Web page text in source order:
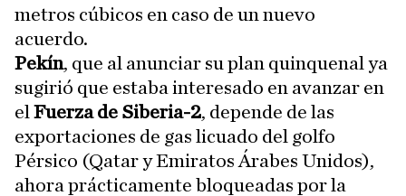
metros cúbicos en caso de un nuevo
acuerdo.
Pekín, que al anunciar su plan quinquenal ya
sugirió que estaba interesado en avanzar en
el Fuerza de Siberia-2, depende de las
exportaciones de gas licuado del golfo
Pérsico (Qatar y Emiratos Árabes Unidos),
ahora prácticamente bloqueadas por la